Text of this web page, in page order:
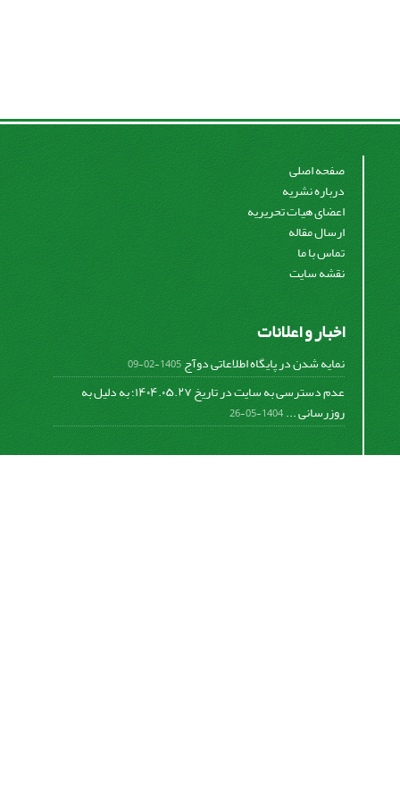
صفحه اصلی
درباره نشریه
اعضای هیات تحریریه
ارسال مقاله
تماس با ما
نقشه سایت
اخبار و اعلانات
نمایه شدن در پایگاه اطلاعاتی دوآج1405-02-09
عدم دسترسی به سایت در تاریخ ۱۴۰۴.۰۵.۲۷؛ به دلیل به
روزرسانی ...1404-05-26